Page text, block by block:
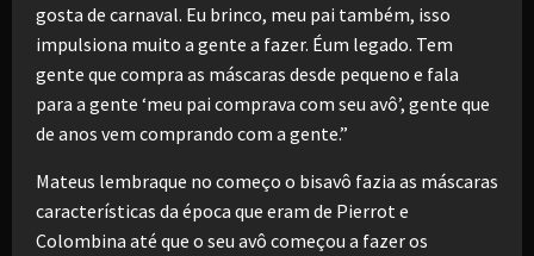
gosta de carnaval. Eu brinco, meu pai também, isso
impulsiona muito a gente a fazer. Éum legado. Tem
gente que compra as máscaras desde pequeno e fala
para a gente ‘meu pai comprava com seu avô’, gente que
de anos vem comprando com a gente.”
Mateus lembraque no começo o bisavô fazia as máscaras
características da época que eram de Pierrot e
Colombina até que o seu avô começou a fazer os